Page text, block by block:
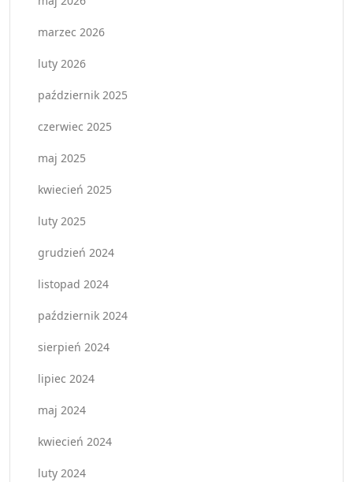
marzec 2026
luty 2026
październik 2025
czerwiec 2025
maj 2025
kwiecień 2025
luty 2025
grudzień 2024
listopad 2024
październik 2024
sierpień 2024
lipiec 2024
maj 2024
kwiecień 2024
luty 2024